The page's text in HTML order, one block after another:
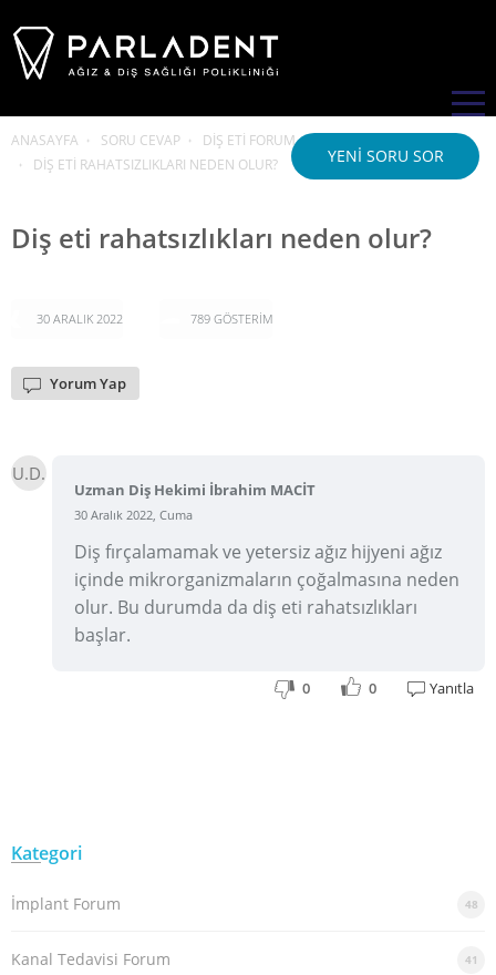
ANASAYFA SORU CEVAP
DIŞ ETI FORUM
DIŞ ETI RAHATSIZLIKLARI NEDEN OLUR?
Diş eti rahatsızlıkları neden olur?
30 ARALIK 2022 789 GÖSTERİM
Yorum Yap
U.D.
Uzman Diş Hekimi İbrahim MACİT
30 Aralık 2022, Cuma
Diş fırçalamamak ve yetersiz ağız hijyeni ağız
içinde mikrorganizmaların çoğalmasına neden
olur. Bu durumda da diş eti rahatsızlıkları
başlar.
0 0 Yanıtla
Kategori
İmplant Forum 48
Kanal Tedavisi Forum 41
YENI SORU SOR